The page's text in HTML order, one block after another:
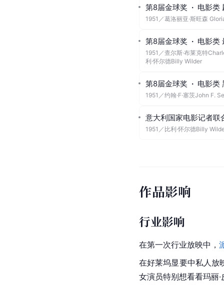
第8届金球奖 · 电影类
1951 ／葛洛丽亚·斯旺森
第8届金球奖 · 电影类
1951 ／查尔斯·布莱克特
利·怀尔德Billy Wilder
第8届金球奖 · 电影类
1951 ／约翰·F·塞茨John F.
意大利国家电影记者联
1951 ／ 比利·怀尔德Billy
作品影响
行业影响
在第一次行业放映中，
在好莱坞显要中私人放
女演员特别想看看玛丽